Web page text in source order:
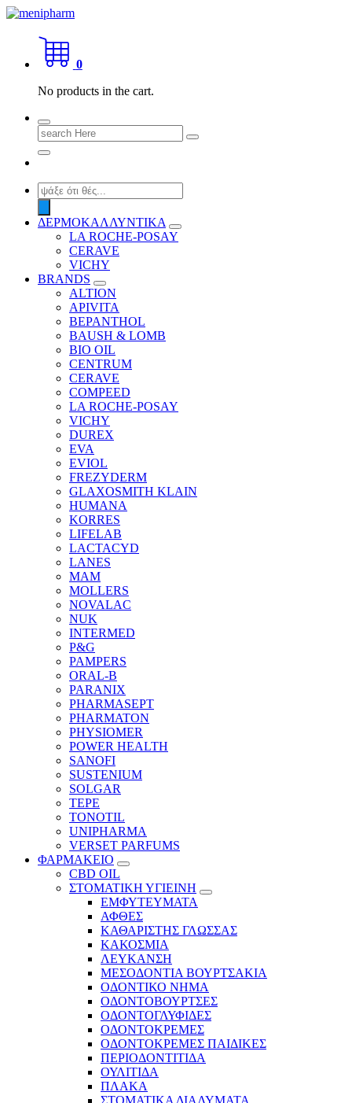
Skip
content
shop 2 easily
0
No products in the cart.
Search
for:
Products
search
ΔΕΡΜΟΚΑΛΛΥΝΤΙΚΑ
LA ROCHE-POSAY
CERAVE
VICHY
BRANDS
ALTION
APIVITA
BEPANTHOL
BAUSH & LOMB
BIO OIL
CENTRUM
CERAVE
COMPEED
LA ROCHE-POSAY
VICHY
DUREX
EVA
EVIOL
FREZYDERM
GLAXOSMITH KLAIN
HUMANA
KORRES
LIFELAB
LACTACYD
LANES
MAM
MOLLERS
NOVALAC
NUK
INTERMED
P&G
PAMPERS
ORAL-B
PARANIX
PHARMASEPT
PHARMATON
PHYSIOMER
POWER HEALTH
SANOFI
SUSTENIUM
SOLGAR
TEPE
TONOTIL
UNIPHARMA
VERSET PARFUMS
ΦΑΡΜΑΚΕΙΟ
CBD OIL
ΣΤΟΜΑΤΙΚΗ ΥΓΙΕΙΝΗ
ΕΜΦΥΤΕΥΜΑΤΑ
ΑΦΘΕΣ
ΚΑΘΑΡΙΣΤΗΣ ΓΛΩΣΣΑΣ
ΚΑΚΟΣΜΙΑ
ΛΕΥΚΑΝΣΗ
ΜΕΣΟΔΟΝΤΙΑ ΒΟΥΡΤΣΑΚΙΑ
ΟΔΟΝΤΙΚΟ ΝΗΜΑ
ΟΔΟΝΤΟΒΟΥΡΤΣΕΣ
ΟΔΟΝΤΟΓΛΥΦΙΔΕΣ
ΟΔΟΝΤΟΚΡΕΜΕΣ
ΟΔΟΝΤΟΚΡΕΜΕΣ ΠΑΙΔΙΚΕΣ
ΠΕΡΙΟΔΟΝΤΙΤΙΔΑ
ΟΥΛΙΤΙΔΑ
ΠΛΑΚΑ
ΣΤΟΜΑΤΙΚΑ ΔΙΑΛΥΜΑΤΑ